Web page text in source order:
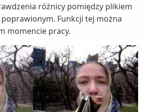
różnicy pomiędzy plikiem
Funkcji tej można
momencie pracy.